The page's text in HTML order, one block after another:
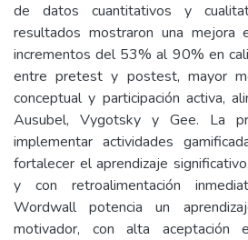
de datos cuantitativos y
resultados mostraron una mejora
incrementos del 53% al 90% en
entre pretest y postest, mayor
conceptual y participación activa,
Ausubel, Vygotsky y Gee. La
implementar actividades
fortalecer el aprendizaje
y con retroalimentación
Wordwall potencia un
motivador, con alta aceptación